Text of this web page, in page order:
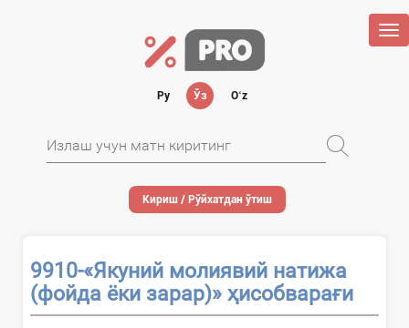
Ру Ўз Oʻz
Кириш / Рўйхатдан ўтиш
9910-«Якуний молиявий натижа
(фойда ёки зарар)» ҳисобварағи